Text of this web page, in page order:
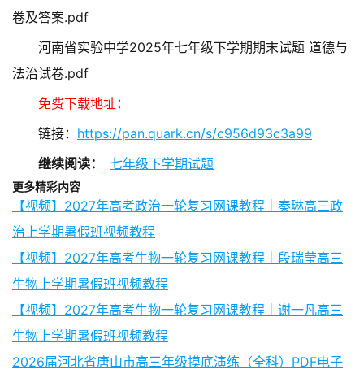
卷及答案.pdf
河南省实验中学2025年七年级下学期期末试题 道德与
法治试卷.pdf
免费下载地址：
链接： https://pan.quark.cn/s/c956d93c3a99
继续阅读：
七年级下学期试题
更多精彩内容
【视频】2027年高考政治一轮复习网课教程｜秦琳高三政
治上学期暑假班视频教程
【视频】2027年高考生物一轮复习网课教程｜段瑞莹高三
生物上学期暑假班视频教程
【视频】2027年高考生物一轮复习网课教程｜谢一凡高三
生物上学期暑假班视频教程
2026届河北省唐山市高三年级摸底演练（全科）PDF电子